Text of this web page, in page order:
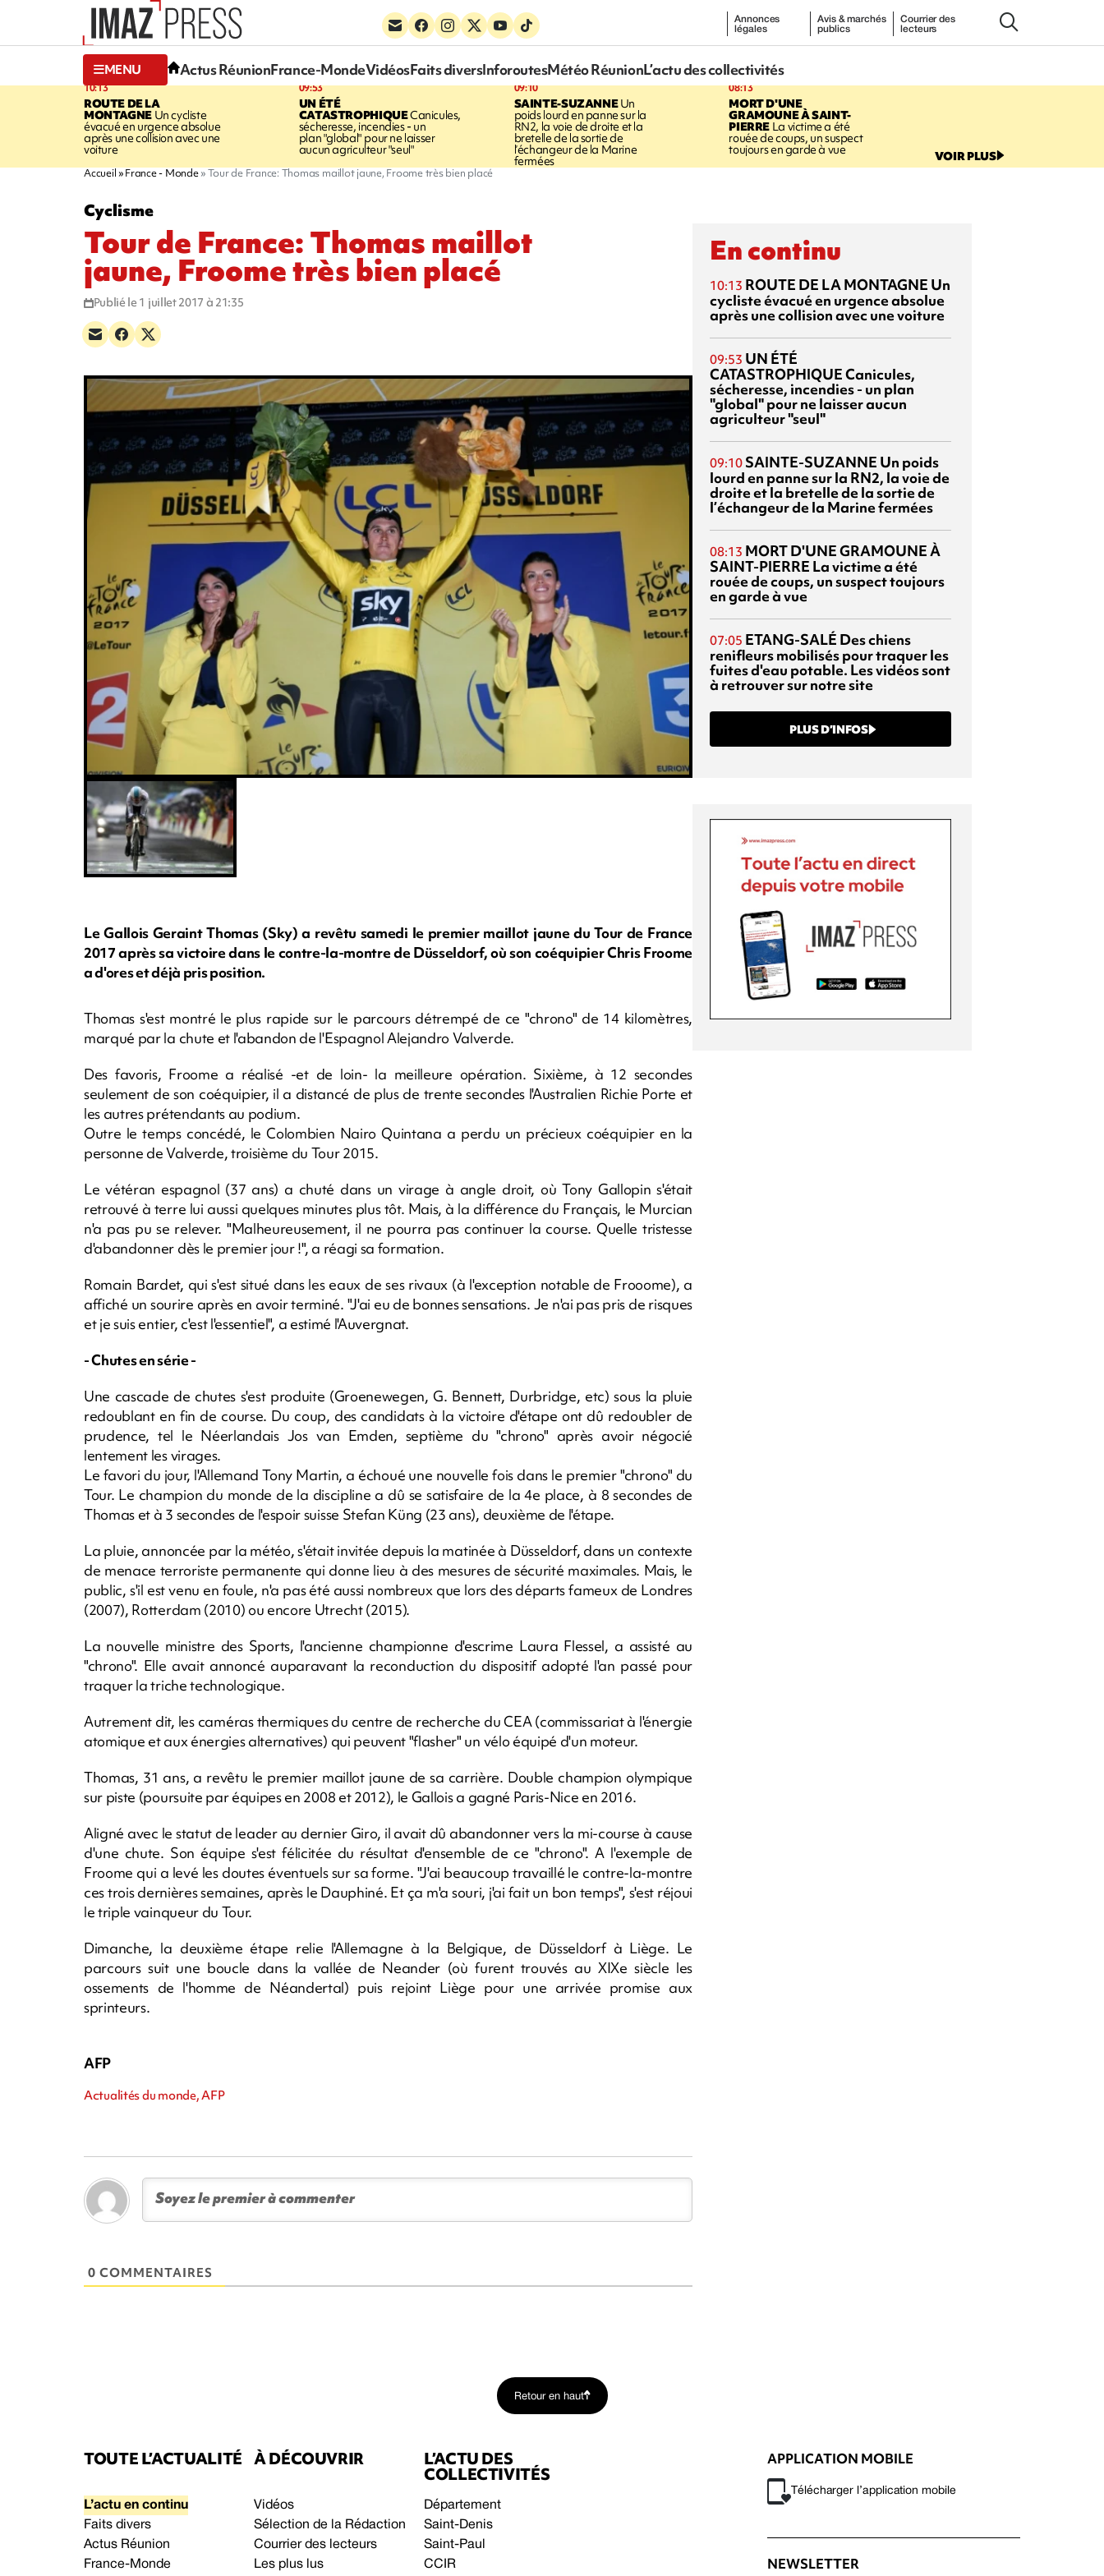
Annonces
légales
Avis & marchés
publics
Courrier des
lecteurs
MENU Actus RéunionFrance-MondeVidéosFaits diversInforoutesMétéo RéunionL’actu des collectivités
10:13
ROUTE DE LA
MONTAGNEUn cycliste
évacué en urgence absolue
après une collision avec une
voiture
09:53
UN ÉTÉ
CATASTROPHIQUECanicules,
sécheresse, incendies - un
plan "global" pour ne laisser
aucun agriculteur "seul"
09:10
SAINTE-SUZANNEUn
poids lourd en panne sur la
RN2, la voie de droite et la
bretelle de la sortie de
l’échangeur de la Marine
fermées
08:13
MORT D'UNE
GRAMOUNE À SAINT-
PIERRE La victime a été
rouée de coups, un suspect
toujours en garde à vue VOIR PLUS
Accueil France - Monde Tour de France: Thomas maillot jaune, Froome très bien placé
Cyclisme
Tour de France: Thomas maillot
jaune, Froome très bien placé
Publié le 1 juillet 2017 à 21:35
Le Gallois Geraint Thomas (Sky) a revêtu samedi le premier maillot jaune du Tour de France
2017 après sa victoire dans le contre-la-montre de Düsseldorf, où son coéquipier Chris Froome
a d'ores et déjà pris position.
Thomas s'est montré le plus rapide sur le parcours détrempé de ce "chrono" de 14 kilomètres,
marqué par la chute et l'abandon de l'Espagnol Alejandro Valverde.
Des favoris, Froome a réalisé -et de loin- la meilleure opération. Sixième, à 12 secondes
seulement de son coéquipier, il a distancé de plus de trente secondes l'Australien Richie Porte et
les autres prétendants au podium.
Outre le temps concédé, le Colombien Nairo Quintana a perdu un précieux coéquipier en la
personne de Valverde, troisième du Tour 2015.
Le vétéran espagnol (37 ans) a chuté dans un virage à angle droit, où Tony Gallopin s'était
retrouvé à terre lui aussi quelques minutes plus tôt. Mais, à la différence du Français, le Murcian
n'a pas pu se relever. "Malheureusement, il ne pourra pas continuer la course. Quelle tristesse
d'abandonner dès le premier jour !", a réagi sa formation.
Romain Bardet, qui s'est situé dans les eaux de ses rivaux (à l'exception notable de Frooome), a
affiché un sourire après en avoir terminé. "J'ai eu de bonnes sensations. Je n'ai pas pris de risques
et je suis entier, c'est l'essentiel", a estimé l'Auvergnat.
- Chutes en série -
Une cascade de chutes s'est produite (Groenewegen, G. Bennett, Durbridge, etc) sous la pluie
redoublant en fin de course. Du coup, des candidats à la victoire d'étape ont dû redoubler de
prudence, tel le Néerlandais Jos van Emden, septième du "chrono" après avoir négocié
lentement les virages.
Le favori du jour, l'Allemand Tony Martin, a échoué une nouvelle fois dans le premier "chrono" du
Tour. Le champion du monde de la discipline a dû se satisfaire de la 4e place, à 8 secondes de
Thomas et à 3 secondes de l'espoir suisse Stefan Küng (23 ans), deuxième de l'étape.
La pluie, annoncée par la météo, s'était invitée depuis la matinée à Düsseldorf, dans un contexte
de menace terroriste permanente qui donne lieu à des mesures de sécurité maximales. Mais, le
public, s'il est venu en foule, n'a pas été aussi nombreux que lors des départs fameux de Londres
(2007), Rotterdam (2010) ou encore Utrecht (2015).
La nouvelle ministre des Sports, l'ancienne championne d'escrime Laura Flessel, a assisté au
"chrono". Elle avait annoncé auparavant la reconduction du dispositif adopté l'an passé pour
traquer la triche technologique.
Autrement dit, les caméras thermiques du centre de recherche du CEA (commissariat à l'énergie
atomique et aux énergies alternatives) qui peuvent "flasher" un vélo équipé d'un moteur.
Thomas, 31 ans, a revêtu le premier maillot jaune de sa carrière. Double champion olympique
sur piste (poursuite par équipes en 2008 et 2012), le Gallois a gagné Paris-Nice en 2016.
Aligné avec le statut de leader au dernier Giro, il avait dû abandonner vers la mi-course à cause
d'une chute. Son équipe s'est félicitée du résultat d'ensemble de ce "chrono". A l'exemple de
Froome qui a levé les doutes éventuels sur sa forme. "J'ai beaucoup travaillé le contre-la-montre
ces trois dernières semaines, après le Dauphiné. Et ça m'a souri, j'ai fait un bon temps", s'est réjoui
le triple vainqueur du Tour.
Dimanche, la deuxième étape relie l'Allemagne à la Belgique, de Düsseldorf à Liège. Le
parcours suit une boucle dans la vallée de Neander (où furent trouvés au XIXe siècle les
ossements de l'homme de Néandertal) puis rejoint Liège pour une arrivée promise aux
sprinteurs.
AFP
Actualités du monde, AFP
0 COMMENTAIRES
En continu
10:13 ROUTE DE LA MONTAGNE Un
cycliste évacué en urgence absolue
après une collision avec une voiture
09:53 UN ÉTÉ
CATASTROPHIQUECanicules,
sécheresse, incendies - un plan
"global" pour ne laisser aucun
agriculteur "seul"
09:10 SAINTE-SUZANNE Un poids
lourd en panne sur la RN2, la voie de
droite et la bretelle de la sortie de
l’échangeur de la Marine fermées
08:13 MORT D'UNE GRAMOUNE À
SAINT-PIERRE La victime a été
rouée de coups, un suspect toujours
en garde à vue
07:05 ETANG-SALÉ Des chiens
renifleurs mobilisés pour traquer les
fuites d'eau potable. Les vidéos sont
à retrouver sur notre site
PLUS D’INFOS
Retour en haut
TOUTE L’ACTUALITÉ
L’actu en continu
Faits divers
Actus Réunion
France-Monde
À DÉCOUVRIR
Vidéos
Sélection de la Rédaction
Courrier des lecteurs
Les plus lus
L’ACTU DES
COLLECTIVITÉS
Département
Saint-Denis
Saint-Paul
CCIR
APPLICATION MOBILE
Télécharger l’application mobile
NEWSLETTER